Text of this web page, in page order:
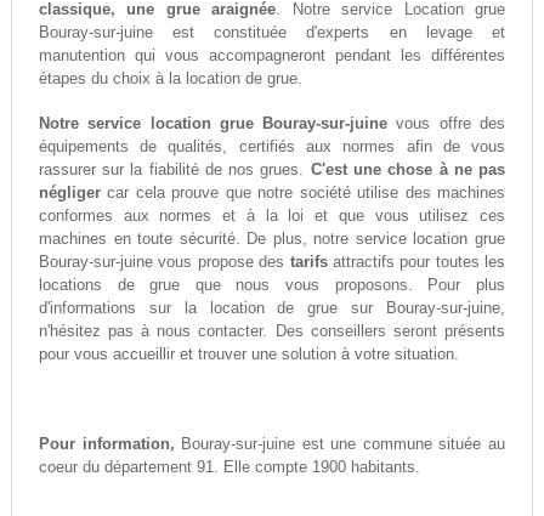
classique, une grue araignée. Notre service Location grue
Bouray-sur-juine est constituée d'experts en levage et
manutention qui vous accompagneront pendant les différentes
étapes du choix à la location de grue.
Notre service location grue Bouray-sur-juine vous offre des
équipements de qualités, certifiés aux normes afin de vous
rassurer sur la fiabilité de nos grues. C'est une chose à ne pas
négligercar cela prouve que notre société utilise des machines
conformes aux normes et à la loi et que vous utilisez ces
machines en toute sécurité. De plus, notre service location grue
Bouray-sur-juine vous propose des tarifsattractifs pour toutes les
locations de grue que nous vous proposons. Pour plus
d'informations sur la location de grue sur Bouray-sur-juine,
n'hésitez pas à nous contacter. Des conseillers seront présents
pour vous accueillir et trouver une solution à votre situation.
Pour information, Bouray-sur-juine est une commune située au
coeur du département 91. Elle compte 1900 habitants.